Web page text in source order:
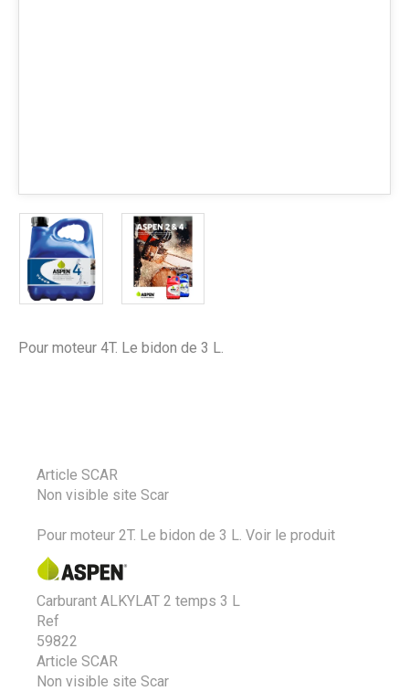
Pour moteur 4T. Le bidon de 3 L.
Article SCAR
Non visible site Scar
Pour moteur 2T. Le bidon de 3 L. Voir le produit
Carburant ALKYLAT 2 temps 3 L
Ref
59822
Article SCAR
Non visible site Scar